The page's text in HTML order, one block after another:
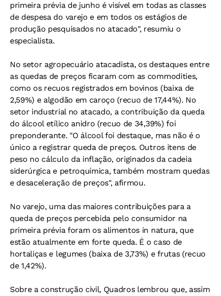
primeira prévia de junho é visível em todas as classes
de despesa do varejo e em todos os estágios de
produção pesquisados no atacado", resumiu o
especialista.
No setor agropecuário atacadista, os destaques entre
as quedas de preços ficaram com as commodities,
como os recuos registrados em bovinos (baixa de
2,59%) e algodão em caroço (recuo de 17,44%). No
setor industrial no atacado, a contribuição da queda
do álcool etílico anidro (recuo de 34,39%) foi
preponderante. "O álcool foi destaque, mas não é o
único a registrar queda de preços. Outros itens de
peso no cálculo da inflação, originados da cadeia
siderúrgica e petroquímica, também mostram quedas
e desaceleração de preços", afirmou.
No varejo, uma das maiores contribuições para a
queda de preços percebida pelo consumidor na
primeira prévia foram os alimentos in natura, que
estão atualmente em forte queda. É o caso de
hortaliças e legumes (baixa de 3,73%) e frutas (recuo
de 1,42%).
Sobre a construção civil, Quadros lembrou que, assim